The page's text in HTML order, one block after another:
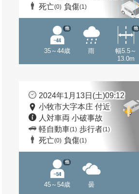
死亡(0) 負傷(1)
35～44歳
他
雨
幅5.5～
13.0m
他
2024年1月13日(土)09:12
小牧市大字本庄 付近
人対車両 小破事故
軽自動車(1) 歩行者(1)
死亡(0) 負傷(1)
45～54歳
他
曇